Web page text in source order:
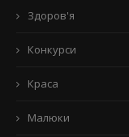
Здоров'я
Конкурси
Краса
Малюки